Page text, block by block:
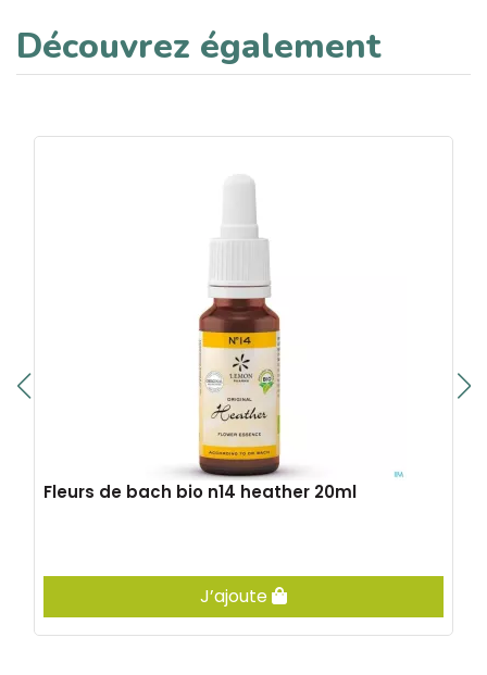
Découvrez également
Fleurs de bach bio n14 heather 20ml
J’ajoute